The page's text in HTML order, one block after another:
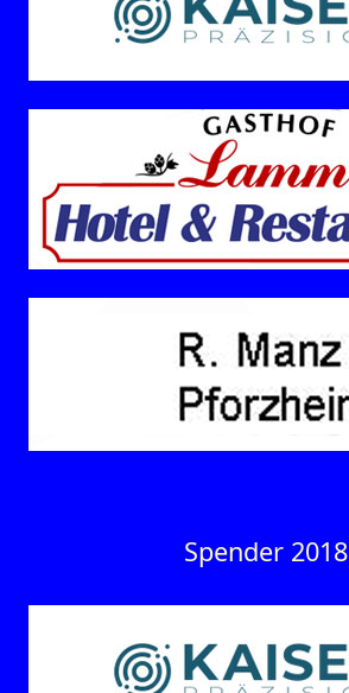
Spender 2018